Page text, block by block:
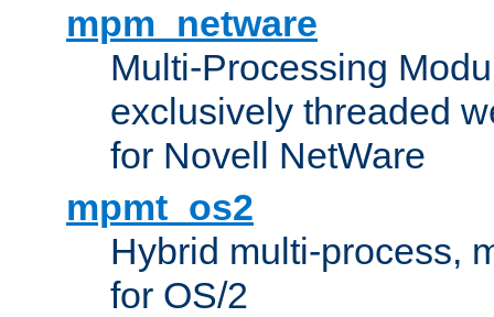
mpm_netware
Multi-Processing
exclusively threaded
for Novell NetWare
mpmt_os2
Hybrid multi-process,
for OS/2